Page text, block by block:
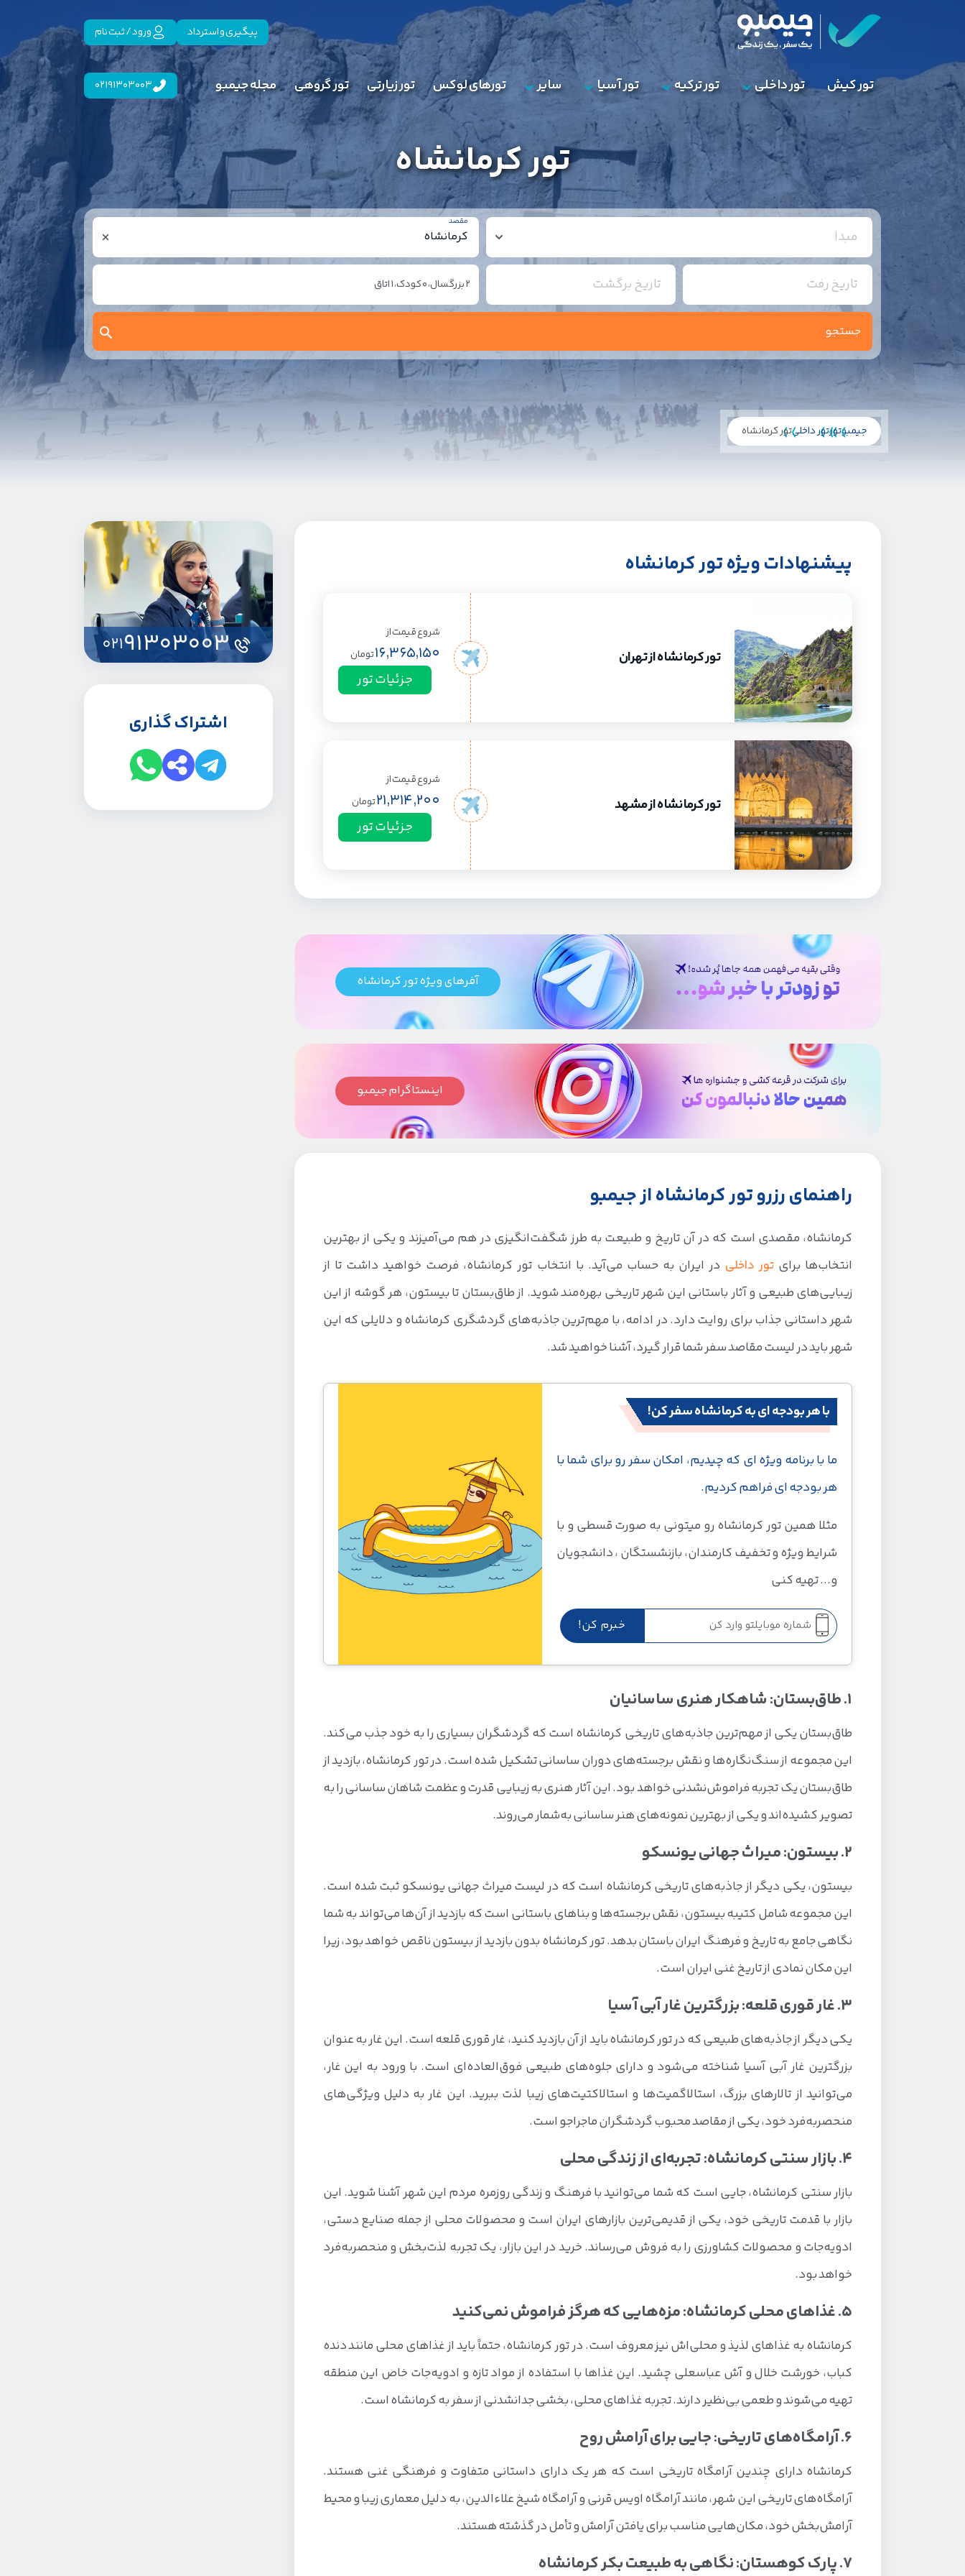
پیگیری و استرداد ورود / ثبت نام
تور کیش تور داخلی تور ترکیه تور آسیا سایر تورهای لوکس تور زیارتی تور گروهی مجله جیمبو 02191303003
تور کرمانشاه
مبدا
مقصد
تاریخ رفت تاریخ برگشت 2بزرگسال،0کودک،1اتاق
جیمبوتورتور داخلیتور کرمانشاه
پیشنهادات ویژه تور کرمانشاه
تور کرمانشاه از تهران
شروع قیمت از
16,365,150تومان
جزئیات تور
تور کرمانشاه از مشهد
شروع قیمت از
21,314,200تومان
جزئیات تور
آفرهای ویژه تور کرمانشاه
اینستاگرام جیمبو
راهنمای رزرو تور کرمانشاه از جیمبو
کرمانشاه، مقصدی است که در آن تاریخ و طبیعت به طرز شگفت‌انگیزی در هم می‌آمیزند و یکی از بهترین
انتخاب‌ها برایتور داخلی در ایران به حساب می‌آید. با انتخاب تور کرمانشاه، فرصت خواهید داشت تا از
زیبایی‌های طبیعی و آثار باستانی این شهر تاریخی بهره‌مند شوید. از طاق‌بستان تا بیستون، هر گوشه از این
شهر داستانی جذاب برای روایت دارد. در ادامه، با مهم‌ترین جاذبه‌های گردشگری کرمانشاه و دلایلی که این
شهر باید در لیست مقاصد سفر شما قرار گیرد، آشنا خواهید شد.
با هر بودجه ای به کرمانشاه سفر کن!
ما با برنامه ویژه ای که چیدیم، امکان سفر رو برای شما با
هر بودجه ای فراهم کردیم.
مثلا همین تور کرمانشاه رو میتونی به صورت قسطی و با
شرایط ویژه و تخفیف کارمندان، بازنشستگان ، دانشجویان
و... تهیه کنی
1. طاق‌بستان: شاهکار هنری ساسانیان
طاق‌بستان یکی از مهم‌ترین جاذبه‌های تاریخی کرمانشاه است که گردشگران بسیاری را به خود جذب می‌کند.
این مجموعه از سنگ‌نگاره‌ها و نقش برجسته‌های دوران ساسانی تشکیل شده است. در تور کرمانشاه، بازدید از
طاق‌بستان یک تجربه فراموش‌نشدنی خواهد بود. این آثار هنری به زیبایی قدرت و عظمت شاهان ساسانی را به
تصویر کشیده‌اند و یکی از بهترین نمونه‌های هنر ساسانی به‌شمار می‌روند.
2. بیستون: میراث جهانی یونسکو
بیستون، یکی دیگر از جاذبه‌های تاریخی کرمانشاه است که در لیست میراث جهانی یونسکو ثبت شده است.
این مجموعه شامل کتیبه بیستون، نقش برجسته‌ها و بناهای باستانی است که بازدید از آن‌ها می‌تواند به شما
نگاهی جامع به تاریخ و فرهنگ ایران باستان بدهد. تور کرمانشاه بدون بازدید از بیستون ناقص خواهد بود، زیرا
این مکان نمادی از تاریخ غنی ایران است.
3. غار قوری قلعه: بزرگترین غار آبی آسیا
یکی دیگر از جاذبه‌های طبیعی که در تور کرمانشاه باید از آن بازدید کنید، غار قوری قلعه است. این غار به عنوان
بزرگترین غار آبی آسیا شناخته می‌شود و دارای جلوه‌های طبیعی فوق‌العاده‌ای است. با ورود به این غار،
می‌توانید از تالارهای بزرگ، استالاگمیت‌ها و استالاکتیت‌های زیبا لذت ببرید. این غار به دلیل ویژگی‌های
منحصربه‌فرد خود، یکی از مقاصد محبوب گردشگران ماجراجو است.
4. بازار سنتی کرمانشاه: تجربه‌ای از زندگی محلی
بازار سنتی کرمانشاه، جایی است که شما می‌توانید با فرهنگ و زندگی روزمره مردم این شهر آشنا شوید. این
بازار با قدمت تاریخی خود، یکی از قدیمی‌ترین بازارهای ایران است و محصولات محلی از جمله صنایع دستی،
ادویه‌جات و محصولات کشاورزی را به فروش می‌رساند. خرید در این بازار، یک تجربه لذت‌بخش و منحصر‌به‌فرد
خواهد بود.
5. غذاهای محلی کرمانشاه: مزه‌هایی که هرگز فراموش نمی‌کنید
کرمانشاه به غذاهای لذیذ و محلی‌اش نیز معروف است. در تور کرمانشاه، حتماً باید از غذاهای محلی مانند دنده
کباب، خورشت خلال و آش عباسعلی چشید. این غذاها با استفاده از مواد تازه و ادویه‌جات خاص این منطقه
تهیه می‌شوند و طعمی بی‌نظیر دارند. تجربه غذاهای محلی، بخشی جدانشدنی از سفر به کرمانشاه است.
6. آرامگاه‌های تاریخی: جایی برای آرامش روح
کرمانشاه دارای چندین آرامگاه تاریخی است که هر یک دارای داستانی متفاوت و فرهنگی غنی هستند.
آرامگاه‌های تاریخی این شهر، مانند آرامگاه اویس قرنی و آرامگاه شیخ علاءالدین، به دلیل معماری زیبا و محیط
آرامش‌بخش خود، مکان‌هایی مناسب برای یافتن آرامش و تأمل در گذشته هستند.
7. پارک کوهستان: نگاهی به طبیعت بکر کرمانشاه
91303003
021
اشتراک گذاری